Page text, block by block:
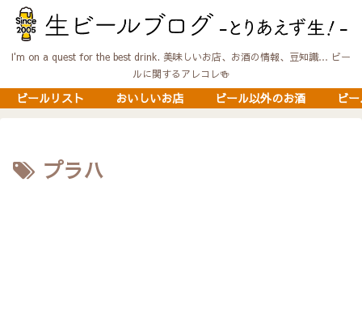
I'm on a quest for the best drink. 美味しいお店、お酒の情報、豆知識… ビー
ルに関するアレコレ🍻
ビールリスト おいしいお店 ビール以外のお酒 ビ
プラハ